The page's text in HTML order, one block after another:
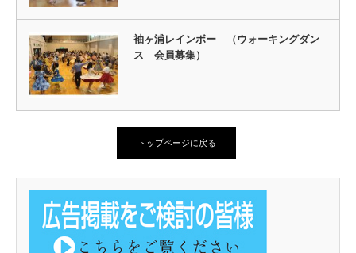
袖ヶ浦レインボー （ウォーキングダン
ス 会員募集）
トップページに戻る